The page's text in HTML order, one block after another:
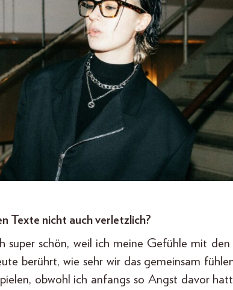
Texte nicht auch verletzlich?
super schön, weil ich meine Gefühle mit
berührt, wie sehr wir das gemeinsam
obwohl ich anfangs so Angst davor